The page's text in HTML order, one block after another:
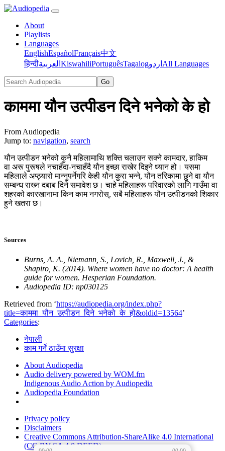
About
Playlists
Languages
EnglishEspañolFrançais中文
हिन्दीالعربية KiswahiliPortuguêsTagalogاردو All Languages
काममा यौन उत्पीडन दिने भनेको के हो
From Audiopedia
Jump to: navigation, search
यौन उत्पीडन भनेको कुनै महिलामाथि शक्ति चलाउन सक्ने कामदार, हाकिम
वा अरू पुरूषले नचाहँदा-नचाहँदै यौन इच्छा राखेर दिइने ध्यान हो। यसमा
महिलाले अप्ठ्यारो मान्‍नुपर्नेगरि केही यौन कुरा भन्‍ने, यौन तरिकामा छुने वा यौन
सम्बन्ध राख्‍न दबाब दिने समावेश छ। चाहे महिलाहरू परिवारको लागि गाउँमा वा
शहरको कारखानामा किन काम नगरोस्, सबै महिलाहरू यौन उत्पीडनको शिकार
हुने खतरा छ।
Sources
Burns, A. A., Niemann, S., Lovich, R., Maxwell, J., &
Shapiro, K. (2014). Where women have no doctor: A health
guide for women. Hesperian Foundation.
Audiopedia ID: np030125
Retrieved from ‘https://audiopedia.org/index.php?
title=काममा_यौन_उत्पीडन_दिने_भनेको_के_हो&oldid=13564’
Categories:
नेपाली
काम गर्ने ठाउँमा सुरक्षा
About Audiopedia
Audio delivery powered by WOM.fm
Indigenous Audio Action by Audiopedia
Audiopedia Foundation
Privacy policy
Disclaimers
Creative Commons Attribution-ShareAlike 4.0 International
(CC BY-SA 4.0 DEED)